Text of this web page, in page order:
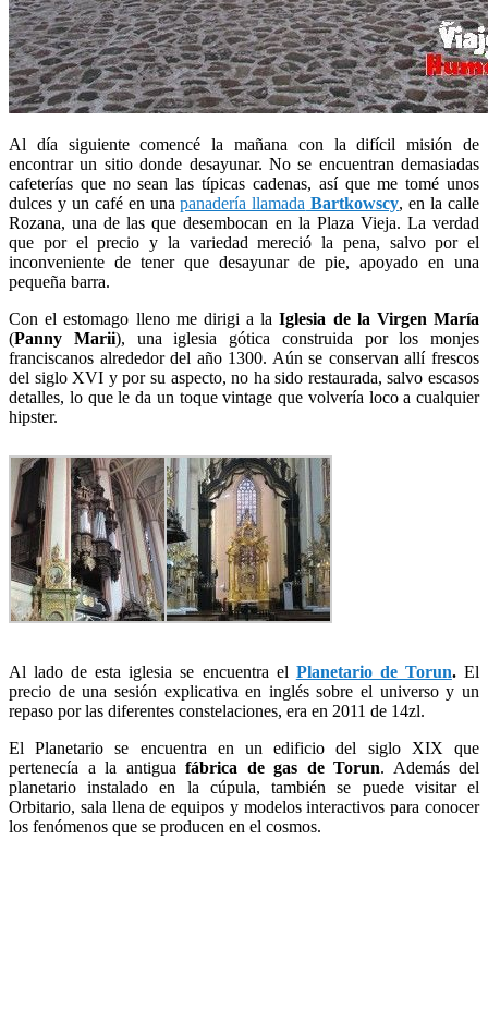
Al día siguiente comencé la mañana con la difícil misión de
encontrar un sitio donde desayunar. No se encuentran demasiadas
cafeterías que no sean las típicas cadenas, así que me tomé unos
dulces y un café en unapanadería llamada Bartkowscy, en la calle
Rozana, una de las que desembocan en la Plaza Vieja. La verdad
que por el precio y la variedad mereció la pena, salvo por el
inconveniente de tener que desayunar de pie, apoyado en una
pequeña barra.
Con el estomago lleno me dirigi a laIglesia de la Virgen María
(Panny Marii), una iglesia gótica construida por los monjes
franciscanos alrededor del año 1300. Aún se conservan allí frescos
del siglo XVI y por su aspecto, no ha sido restaurada, salvo escasos
detalles, lo que le da un toque vintage que volvería loco a cualquier
hipster.
Al lado de esta iglesia se encuentra el Planetario de Torun.El
precio de una sesión explicativa en inglés sobre el universo y un
repaso por las diferentes constelaciones, era en 2011 de 14zl.
El Planetario se encuentra en un edificio del siglo XIX que
pertenecía a la antigua fábrica de gas de Torun. Además del
planetario instalado en la cúpula, también se puede visitar el
Orbitario, sala llena de equipos y modelos interactivos para conocer
los fenómenos que se producen en el cosmos.